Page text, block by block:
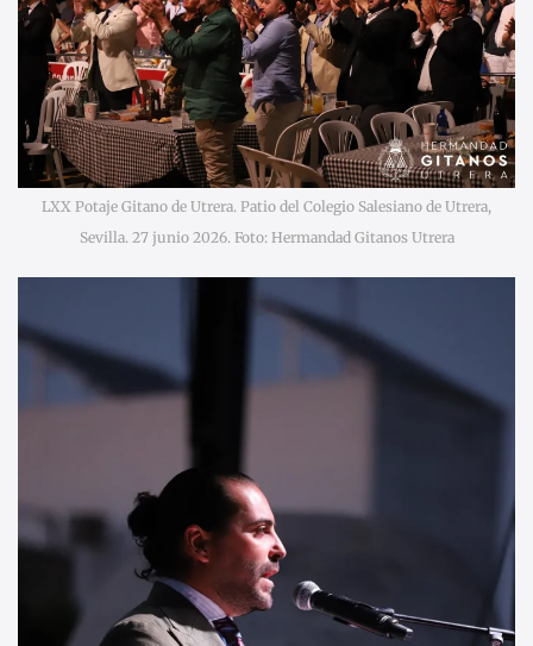
LXX Potaje Gitano de Utrera. Patio del Colegio Salesiano de Utrera,
Sevilla. 27 junio 2026. Foto: Hermandad Gitanos Utrera